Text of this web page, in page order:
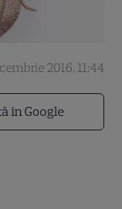
în Google
2016, 11:44